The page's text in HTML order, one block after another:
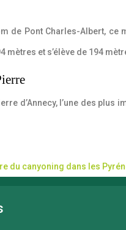
de Pont Charles-Albert,
mètres et s’élève de 194
d’Annecy, l’une des plus
du canyoning dans les